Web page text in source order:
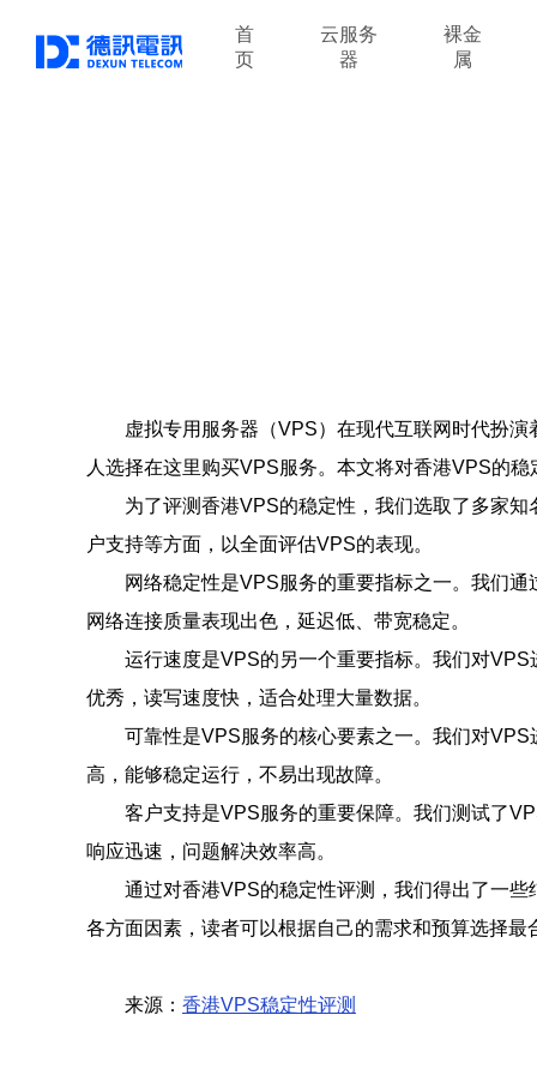
首
页
云服务
器
裸金
属
虚拟专用服务器（VPS）在现代互联网时代扮
人选择在这里购买VPS服务。本文将对香港VPS的
为了评测香港VPS的稳定性，我们选取了多家
户支持等方面，以全面评估VPS的表现。
网络稳定性是VPS服务的重要指标之一。我们
网络连接质量表现出色，延迟低、带宽稳定。
运行速度是VPS的另一个重要指标。我们对
优秀，读写速度快，适合处理大量数据。
可靠性是VPS服务的核心要素之一。我们对
高，能够稳定运行，不易出现故障。
客户支持是VPS服务的重要保障。我们测试了
响应迅速，问题解决效率高。
通过对香港VPS的稳定性评测，我们得出了一
各方面因素，读者可以根据自己的需求和预算选择最
来源： 香港VPS稳定性评测